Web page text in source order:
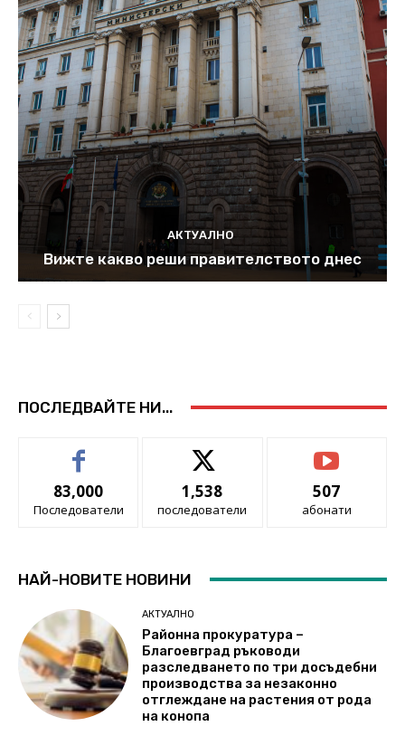
АКТУАЛНО
Вижте какво реши правителството днес
ПОСЛЕДВАЙТЕ НИ...
83,000
Последователи
1,538
последователи
507
абонати
НАЙ-НОВИТЕ НОВИНИ
АКТУАЛНО
Районна прокуратура –
Благоевград ръководи
разследването по три досъдебни
производства за незаконно
отглеждане на растения от рода
на конопа